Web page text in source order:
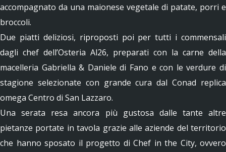
accompagnato da una maionese vegetale di patate, porri e
broccoli.
Due piatti deliziosi, riproposti poi per tutti i commensali
dagli chef dell’Osteria Al26, preparati con la carne della
macelleria Gabriella & Daniele di Fano e con le verdure di
stagione selezionate con grande cura dal Conad replica
omega Centro di San Lazzaro.
Una serata resa ancora più gustosa dalle tante altre
pietanze portate in tavola grazie alle aziende del territorio
che hanno sposato il progetto di Chef in the City, ovvero